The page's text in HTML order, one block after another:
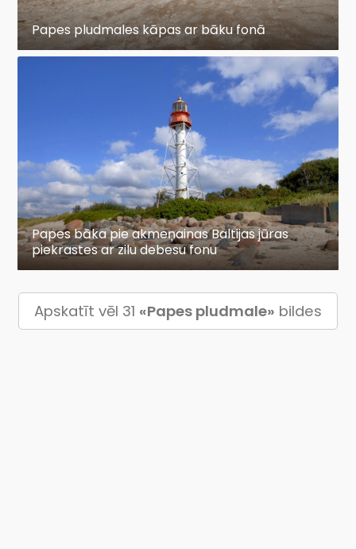
Papes pludmales kāpas ar bāku fonā
Papes bāka pie akmeņainas Baltijas jūras
piekrastes ar zilu debesu fonu
Apskatīt vēl 31 «Papes pludmale» bildes